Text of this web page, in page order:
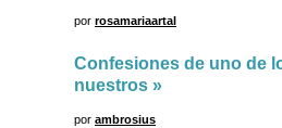
por rosamariaartal
Confesiones de uno de
nuestros »
por ambrosius